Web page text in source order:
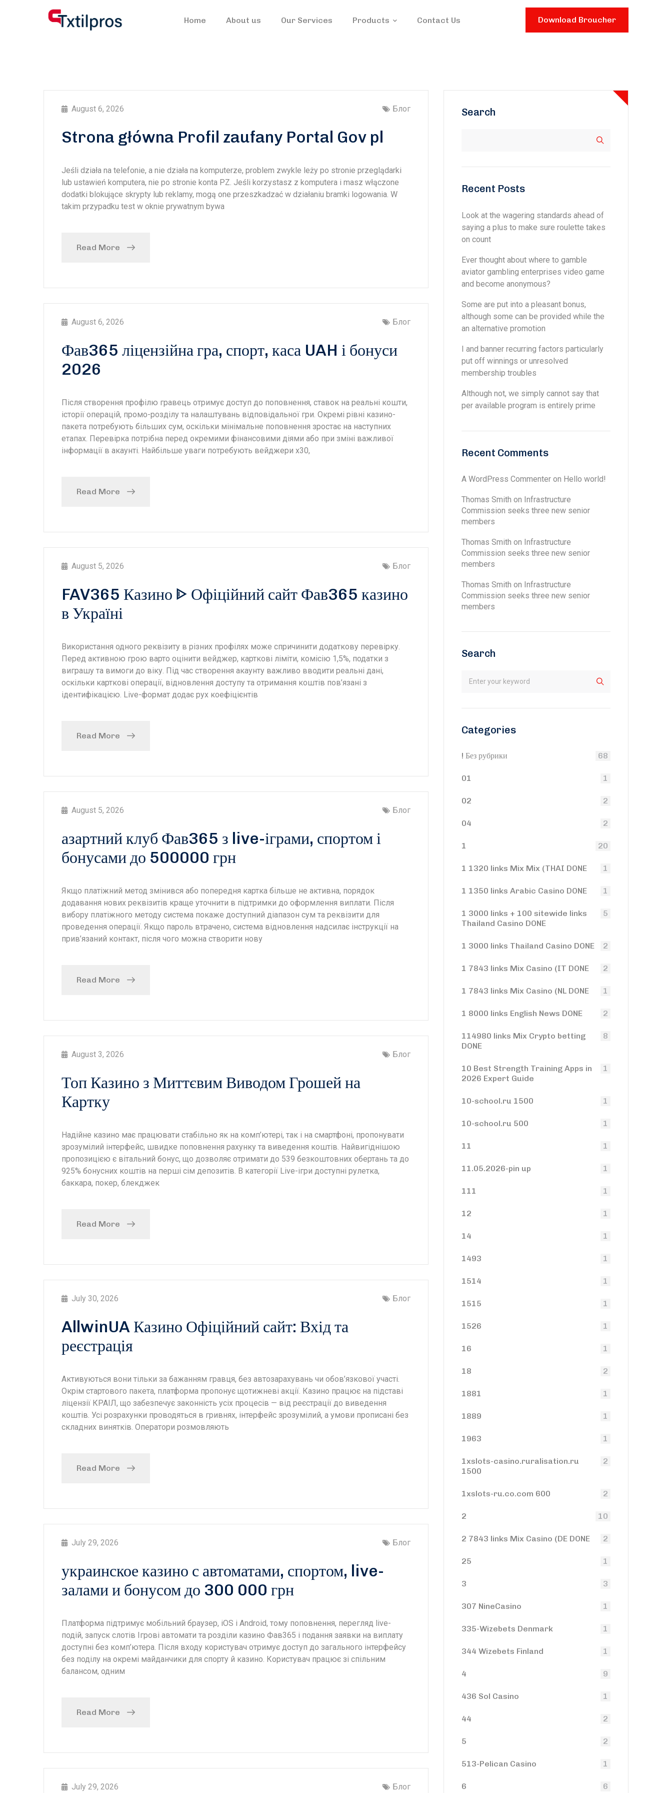
Home About us Our Services Products Contact Us Download Broucher
August 6, 2026 Блог
Strona główna Profil zaufany Portal Gov pl
Jeśli działa na telefonie, a nie działa na komputerze, problem zwykle leży po stronie przeglądarki
lub ustawień komputera, nie po stronie konta PZ. Jeśli korzystasz z komputera i masz włączone
dodatki blokujące skrypty lub reklamy, mogą one przeszkadzać w działaniu bramki logowania. W
takim przypadku test w oknie prywatnym bywa
Read More
August 6, 2026 Блог
Фав365 ліцензійна гра, спорт, каса UAH і бонуси
2026
Після створення профілю гравець отримує доступ до поповнення, ставок на реальні кошти,
історії операцій, промо-розділу та налаштувань відповідальної гри. Окремі рівні казино-
пакета потребують більших сум, оскільки мінімальне поповнення зростає на наступних
етапах. Перевірка потрібна перед окремими фінансовими діями або при зміні важливої
інформації в акаунті. Найбільше уваги потребують вейджери x30,
Read More
August 5, 2026 Блог
FAV365 Казино ᐈ Офіційний сайт Фав365 казино
в Україні
Використання одного реквізиту в різних профілях може спричинити додаткову перевірку.
Перед активною грою варто оцінити вейджер, карткові ліміти, комісію 1,5%, податки з
виграшу та вимоги до віку. Під час створення акаунту важливо вводити реальні дані,
оскільки карткові операції, відновлення доступу та отримання коштів пов’язані з
ідентифікацією. Live-формат додає рух коефіцієнтів
Read More
August 5, 2026 Блог
азартний клуб Фав365 з live-іграми, спортом і
бонусами до 500000 грн
Якщо платіжний метод змінився або попередня картка більше не активна, порядок
додавання нових реквізитів краще уточнити в підтримки до оформлення виплати. Після
вибору платіжного методу система покаже доступний діапазон сум та реквізити для
проведення операції. Якщо пароль втрачено, система відновлення надсилає інструкції на
прив’язаний контакт, після чого можна створити нову
Read More
August 3, 2026 Блог
Топ Казино з Миттєвим Виводом Грошей на
Картку
Надійне казино має працювати стабільно як на комп’ютері, так і на смартфоні, пропонувати
зрозумілий інтерфейс, швидке поповнення рахунку та виведення коштів. Найвигіднішою
пропозицією є вітальний бонус, що дозволяє отримати до 539 безкоштовних обертань та до
925% бонусних коштів на перші сім депозитів. В категорії Live-ігри доступні рулетка,
баккара, покер, блекджек
Read More
July 30, 2026 Блог
AllwinUA Казино Офіційний сайт: Вхід та
реєстрація
Активуються вони тільки за бажанням гравця, без автозарахувань чи обов’язкової участі.
Окрім стартового пакета, платформа пропонує щотижневі акції. Казино працює на підставі
ліцензії КРАІЛ, що забезпечує законність усіх процесів — від реєстрації до виведення
коштів. Усі розрахунки проводяться в гривнях, інтерфейс зрозумілий, а умови прописані без
складних винятків. Оператори розмовляють
Read More
July 29, 2026 Блог
украинское казино с автоматами, спортом, live-
залами и бонусом до 300 000 грн
Платформа підтримує мобільний браузер, iOS і Android, тому поповнення, перегляд live-
подій, запуск слотів Ігрові автомати та розділи казино Фав365 і подання заявки на виплату
доступні без комп’ютера. Після входу користувач отримує доступ до загального інтерфейсу
без поділу на окремі майданчики для спорту й казино. Користувач працює зі спільним
балансом, одним
Read More
July 29, 2026 Блог
Search
Recent Posts
Look at the wagering standards ahead of
saying a plus to make sure roulette takes
on count
Ever thought about where to gamble
aviator gambling enterprises video game
and become anonymous?
Some are put into a pleasant bonus,
although some can be provided while the
an alternative promotion
I and banner recurring factors particularly
put off winnings or unresolved
membership troubles
Although not, we simply cannot say that
per available program is entirely prime
Recent Comments
A WordPress Commenter on Hello world!
Thomas Smith on Infrastructure
Commission seeks three new senior
members
Thomas Smith on Infrastructure
Commission seeks three new senior
members
Thomas Smith on Infrastructure
Commission seeks three new senior
members
Search
Categories
! Без рубрики 68
01 1
02 2
04 2
1 20
1 1320 links Mix Mix (THAI DONE 1
1 1350 links Arabic Casino DONE 1
1 3000 links + 100 sitewide links
Thailand Casino DONE
5
1 3000 links Thailand Casino DONE 2
1 7843 links Mix Casino (IT DONE 2
1 7843 links Mix Casino (NL DONE 1
1 8000 links English News DONE 2
114980 links Mix Crypto betting
DONE
8
10 Best Strength Training Apps in
2026 Expert Guide
1
10-school.ru 1500 1
10-school.ru 500 1
11 1
11.05.2026-pin up 1
111 1
12 1
14 1
1493 1
1514 1
1515 1
1526 1
16 1
18 2
1881 1
1889 1
1963 1
1xslots-casino.ruralisation.ru
1500
2
1xslots-ru.co.com 600 2
2 10
2 7843 links Mix Casino (DE DONE 2
25 1
3 3
307 NineCasino 1
335-Wizebets Denmark 1
344 Wizebets Finland 1
4 9
436 Sol Casino 1
44 2
5 2
513-Pelican Casino 1
6 6